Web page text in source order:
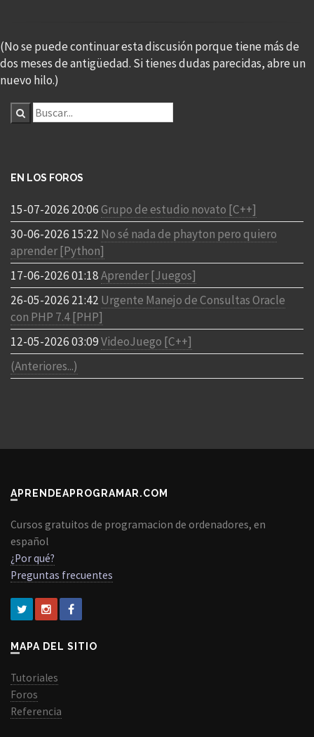
(No se puede continuar esta discusión porque tiene más de
dos meses de antigüedad. Si tienes dudas parecidas, abre un
nuevo hilo.)
EN LOS FOROS
15-07-2026 20:06Grupo de estudio novato [C++]
30-06-2026 15:22 No sé nada de phayton pero quiero
aprender [Python]
17-06-2026 01:18Aprender [Juegos]
26-05-2026 21:42 Urgente Manejo de Consultas Oracle
con PHP 7.4 [PHP]
12-05-2026 03:09VideoJuego [C++]
(Anteriores...)
APRENDEAPROGRAMAR.COM
Cursos gratuitos de programacion de ordenadores, en
español
¿Por qué?
Preguntas frecuentes
MAPA DEL SITIO
Tutoriales
Foros
Referencia